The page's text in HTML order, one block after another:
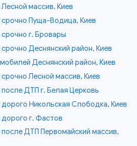
массив, Киев
срочно Пуща-Водица, Киев
г. Бровары
Деснянский район, Киев
Деснянский район, Киев
Лесной массив, Киев
ДТП г. Белая Церковь
дорого Никольская Слободка, Киев
дорого г. Фастов
после ДТП Первомайский массив,